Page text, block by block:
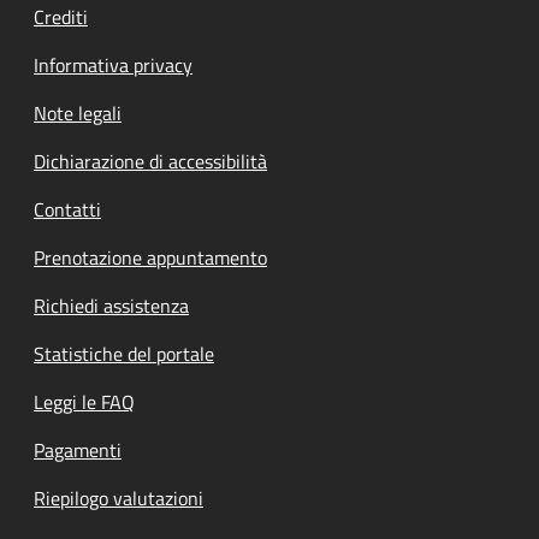
Crediti
Informativa privacy
Note legali
Dichiarazione di accessibilità
Contatti
Prenotazione appuntamento
Richiedi assistenza
Statistiche del portale
Leggi le FAQ
Pagamenti
Riepilogo valutazioni